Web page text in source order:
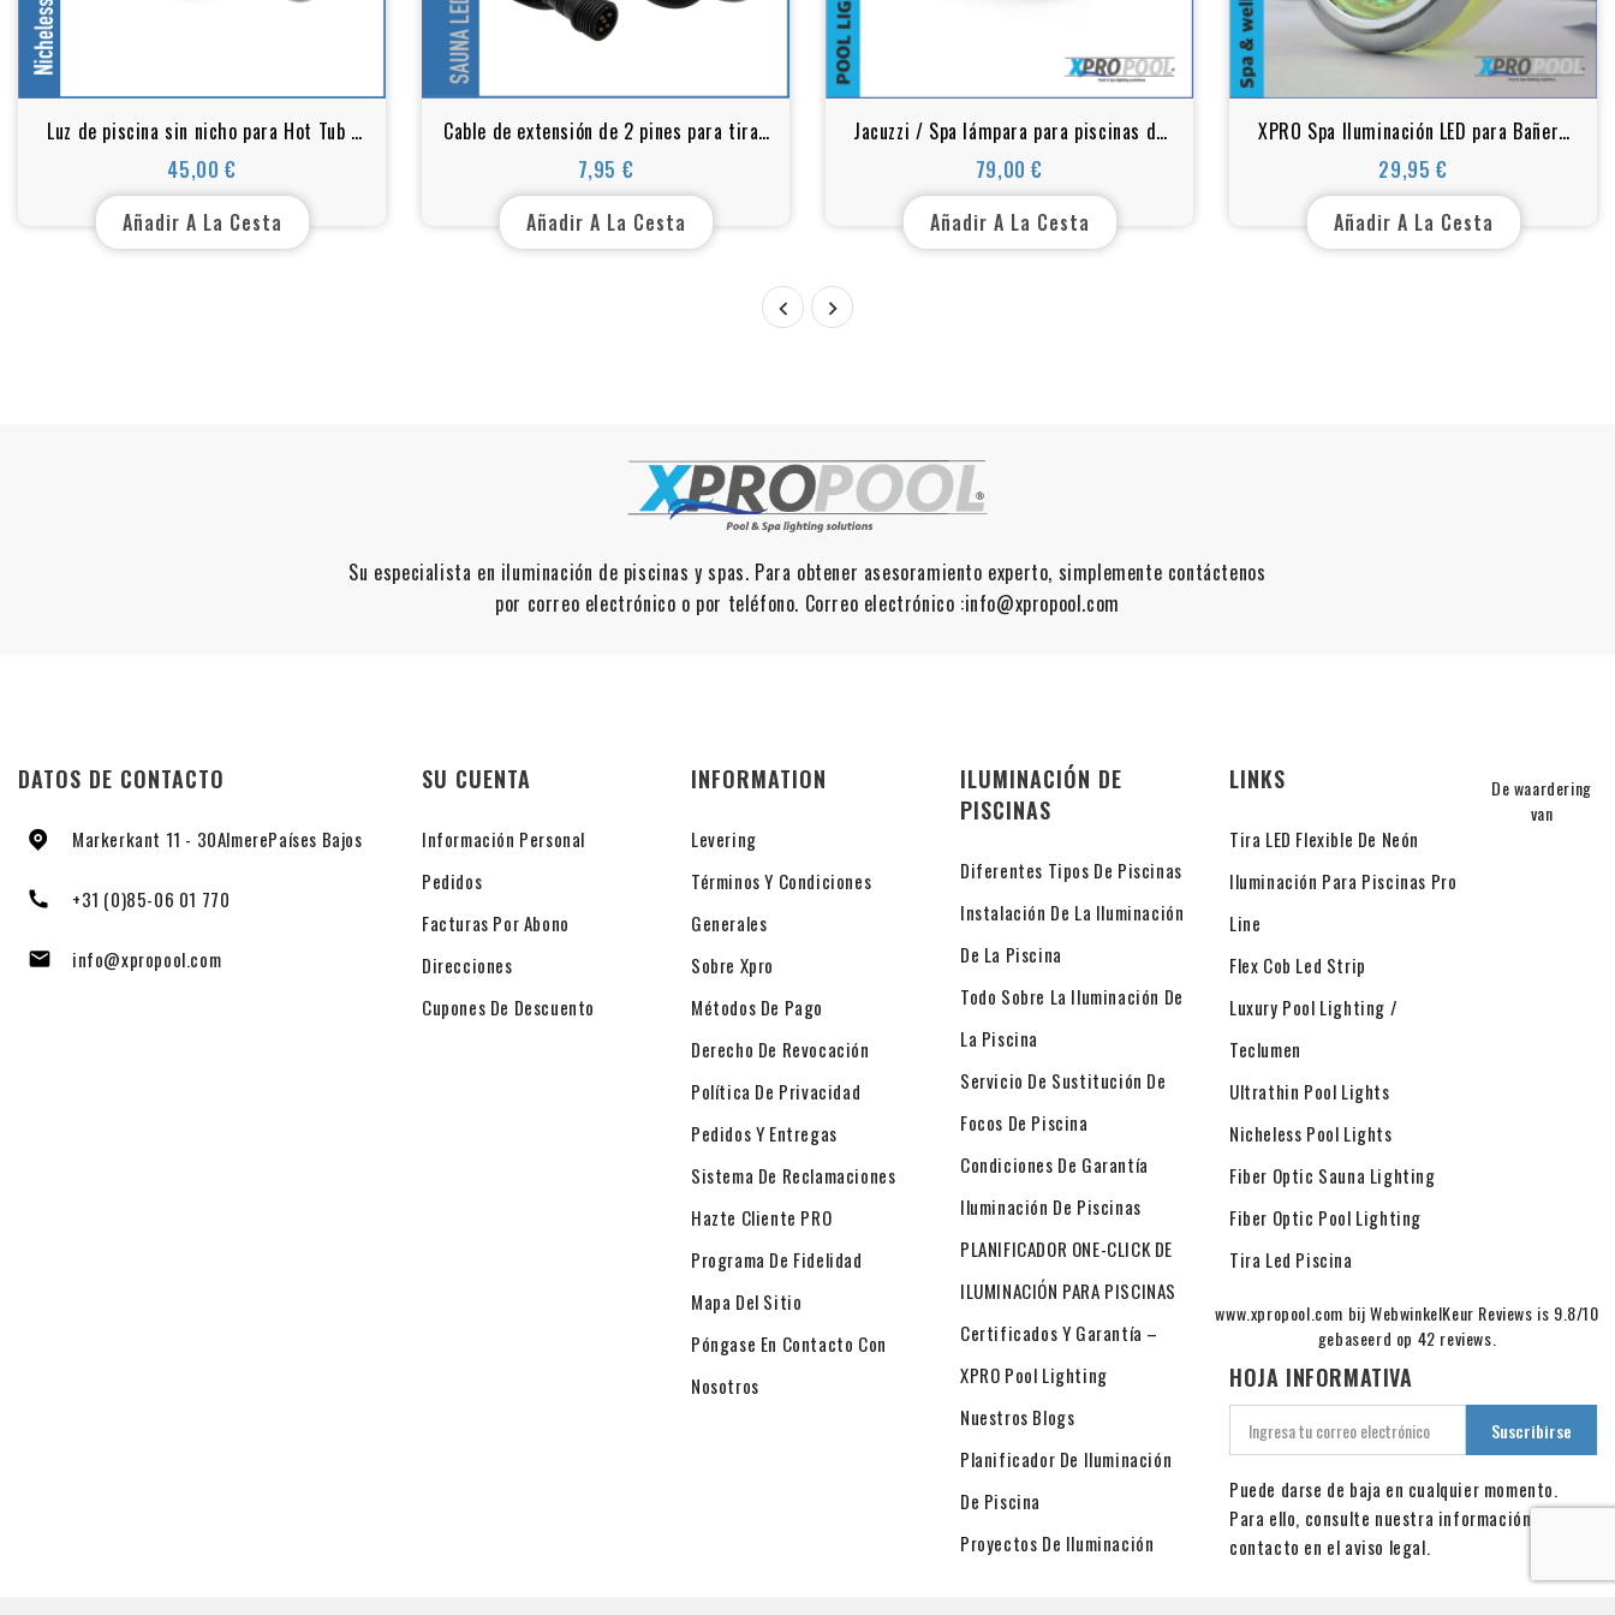
Luz de piscina sin nicho para Hot Tub |
Bañera de hidromasaje | Jacuzzi | 1,5
pulgadas | 54x46x25 mm
45,00 €
Precio
Añadir A La Cesta
Cable de extensión de 2 pines para tiras
LED de sauna
7,95 €
Precio
Añadir A La Cesta
Jacuzzi / Spa lámpara para piscinas de
poliéster y Liner 3w 2 pulgadas | blanco
cálido
79,00 €
Precio
Añadir A La Cesta
XPRO Spa Iluminación LED para Bañera
de hidromasaje | Spa | Cristal | RGB
29,95 €
Precio
Añadir A La Cesta
 
Su especialista en iluminación de piscinas y spas. Para obtener asesoramiento experto, simplemente contáctenos
por correo electrónico o por teléfono. Correo electrónico :info@xpropool.com
DATOS DE CONTACTO
Markerkant 11 - 30AlmerePaíses Bajos
+31 (0)85-06 01 770
 info@xpropool.com
SU CUENTA
Información Personal
Pedidos
Facturas Por Abono
Direcciones
Cupones De Descuento
INFORMATION
Levering
Términos Y Condiciones
Generales
Sobre Xpro
Métodos De Pago
Derecho De Revocación
Política De Privacidad
Pedidos Y Entregas
Sistema De Reclamaciones
Hazte Cliente PRO
Programa De Fidelidad
Mapa Del Sitio
Póngase En Contacto Con
Nosotros
ILUMINACIÓN DE
PISCINAS
Diferentes Tipos De Piscinas
Instalación De La Iluminación
De La Piscina
Todo Sobre La Iluminación De
La Piscina
Servicio De Sustitución De
Focos De Piscina
Condiciones De Garantía
Iluminación De Piscinas
PLANIFICADOR ONE-CLICK DE
ILUMINACIÓN PARA PISCINAS
Certificados Y Garantía –
XPRO Pool Lighting
Nuestros Blogs
Planificador De Iluminación
De Piscina
Proyectos De Iluminación
LINKS
Tira LED Flexible De Neón
Iluminación Para Piscinas Pro
Line
Flex Cob Led Strip
Luxury Pool Lighting /
Teclumen
Ultrathin Pool Lights
Nicheless Pool Lights
Fiber Optic Sauna Lighting
Fiber Optic Pool Lighting
Tira Led Piscina
De waardering
van
www.xpropool.com bijWebwinkelKeur Reviews is 9.8/10
gebaseerd op 42 reviews.
HOJA INFORMATIVA
Puede darse de baja en cualquier momento.
Para ello, consulte nuestra información de
contacto en el aviso legal.